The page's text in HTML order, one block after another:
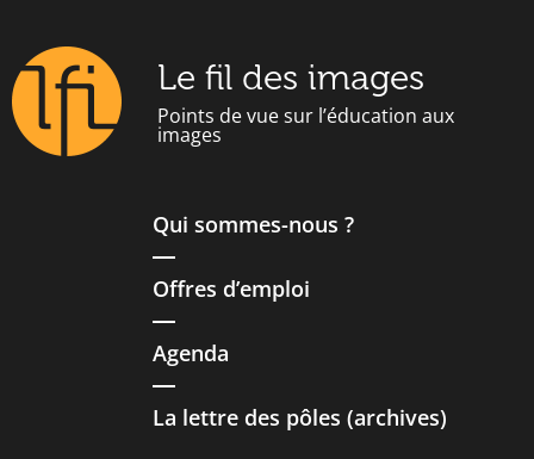
Le fil des images
Points de vue sur l’éducation aux
images
Qui sommes-nous ?
Offres d’emploi
Agenda
La lettre des pôles (archives)